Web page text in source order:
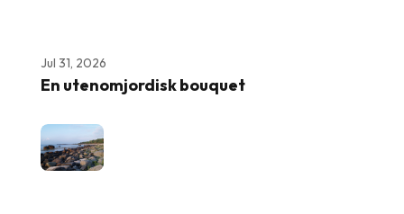
Jul 31, 2026
En utenomjordisk bouquet